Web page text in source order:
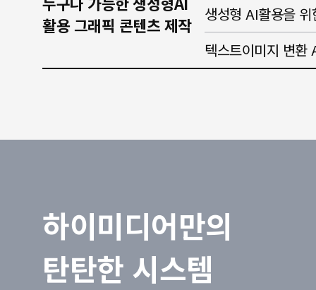
활용 그래픽 콘텐츠 제작
생성형 AI활용을
텍스트이미지 변환
하이미디어만의
탄탄한 시스템